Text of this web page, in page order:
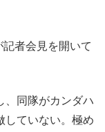
者会見を開いて
、同隊がカンダハ
していない。極め